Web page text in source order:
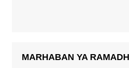
MARHABAN YA